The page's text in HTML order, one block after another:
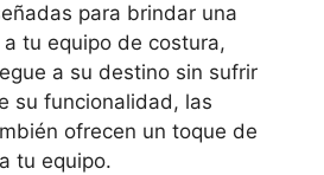
para brindar una
tu equipo de costura,
a su destino sin sufrir
su funcionalidad, las
ofrecen un toque de
tu equipo.